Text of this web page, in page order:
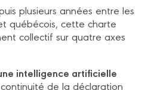
plusieurs années entre les
québécois, cette charte
collectif sur quatre axes
intelligence artificielle
de la déclaration